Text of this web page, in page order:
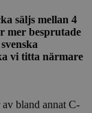
säljs mellan 4
mer besprutade
vi titta närmare
av bland annat C-